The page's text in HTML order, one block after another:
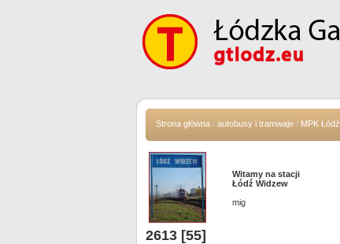
Strona główna / autobusy i tramwaje / MPK Łódź
Witamy na stacji
Łódź Widzew
mig
2613 [55]